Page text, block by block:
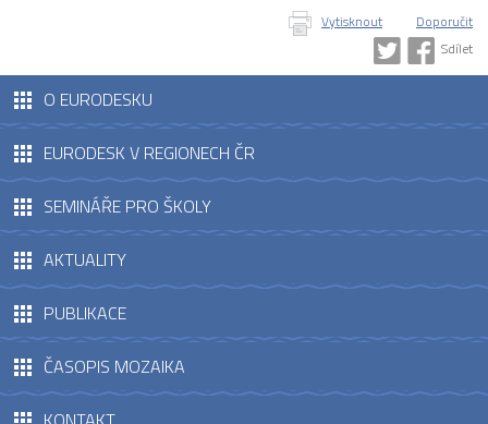
Vytisknout
Doporučit
Sdílet
O EURODESKU
EURODESK V REGIONECH ČR
SEMINÁŘE PRO ŠKOLY
AKTUALITY
PUBLIKACE
ČASOPIS MOZAIKA